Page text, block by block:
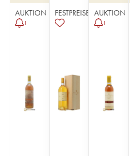
AUKTION
1
FESTPREISE AUKTION
1